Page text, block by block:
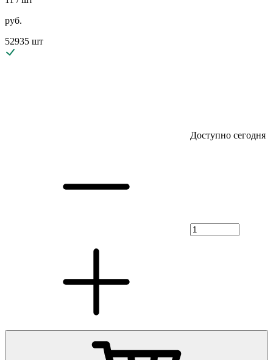
руб.
52935 шт
Доступно сегодня